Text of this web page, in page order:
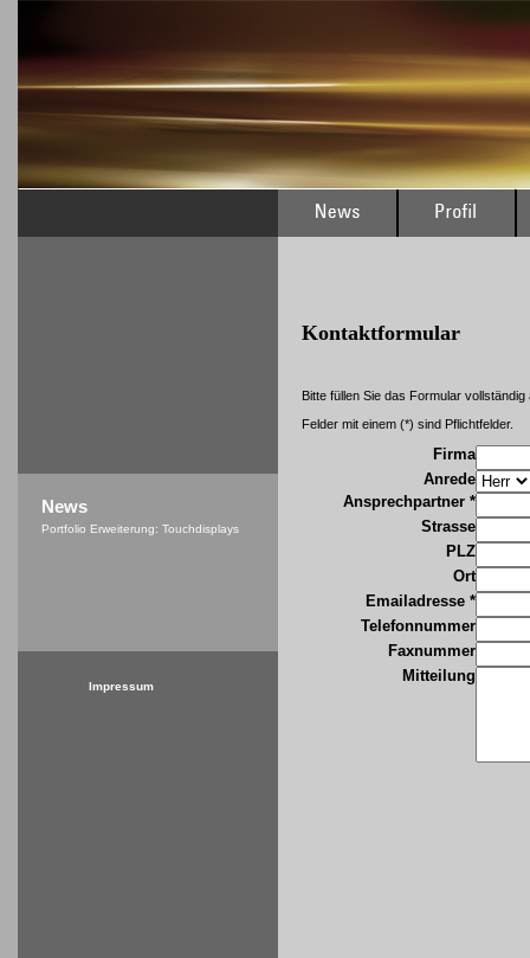
Kontaktformular
Bitte füllen Sie das Formular vollständig
Felder mit einem (*) sind Pflichtfelder.
Firma
Anrede
Ansprechpartner *
Strasse
PLZ
Ort
Emailadresse *
Telefonnummer
Faxnummer
Mitteilung
News
Portfolio Erweiterung: Touchdisplays
Impressum